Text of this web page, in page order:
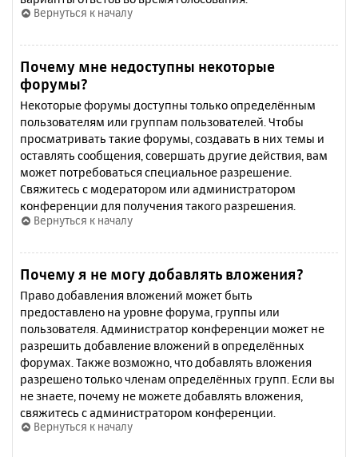
Вернуться к началу
Почему мне недоступны некоторые
форумы?
Некоторые форумы доступны только определённым
пользователям или группам пользователей. Чтобы
просматривать такие форумы, создавать в них темы и
оставлять сообщения, совершать другие действия, вам
может потребоваться специальное разрешение.
Свяжитесь с модератором или администратором
конференции для получения такого разрешения.
Вернуться к началу
Почему я не могу добавлять вложения?
Право добавления вложений может быть
предоставлено на уровне форума, группы или
пользователя. Администратор конференции может не
разрешить добавление вложений в определённых
форумах. Также возможно, что добавлять вложения
разрешено только членам определённых групп. Если вы
не знаете, почему не можете добавлять вложения,
свяжитесь с администратором конференции.
Вернуться к началу